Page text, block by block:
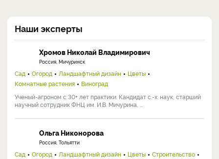
Наши эксперты
Хромов Николай Владимирович
Россия, Мичуринск
Сад Огород Ландшафтный дизайн
Цветы
Комнатные растения
Виноград
Ученый-агроном с 30+ лет практики. Кандидат с.-х. наук, старший
научный сотрудник ФНЦ им. И.В. Мичурина, ...
Ольга Никонорова
Россия, Тольятти
Сад Огород Ландшафтный дизайн Цветы
Строительство